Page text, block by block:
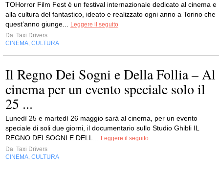
TOHorror Film Fest è un festival internazionale dedicato al cinema e
alla cultura del fantastico, ideato e realizzato ogni anno a Torino che
quest’anno giunge...
Leggere il seguito
Da Taxi Drivers
CINEMA CULTURA
Il Regno Dei Sogni e Della Follia – Al
cinema per un evento speciale solo il
25 ...
Lunedì 25 e martedì 26 maggio sarà al cinema, per un evento
speciale di soli due giorni, il documentario sullo Studio Ghibli IL
REGNO DEI SOGNI E DELL...
Leggere il seguito
Da Taxi Drivers
CINEMA CULTURA